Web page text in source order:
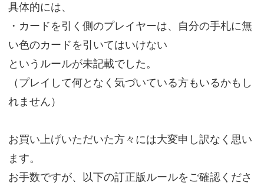
具体的には、
・カードを引く側のプレイヤーは、自分の手札に無
い色のカードを引いてはいけない
というルールが未記載でした。
（プレイして何となく気づいている方もいるかもし
れません）
お買い上げいただいた方々には大変申し訳なく思い
ます。
お手数ですが、以下の訂正版ルールをご確認くださ